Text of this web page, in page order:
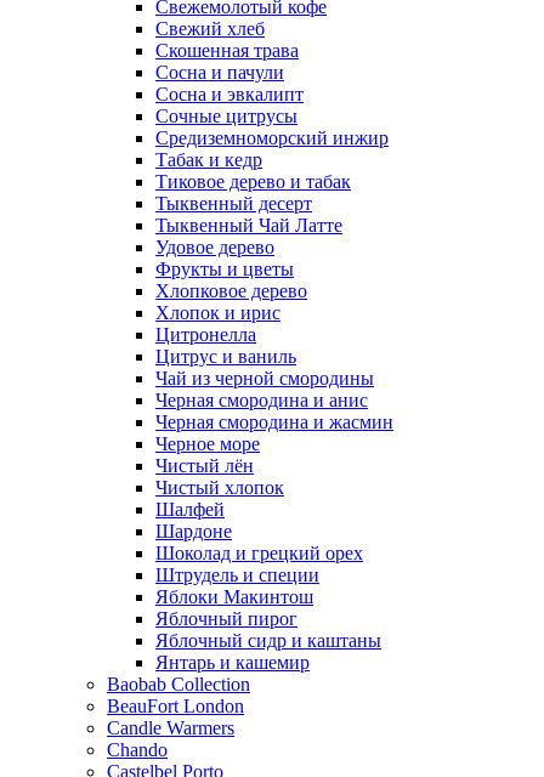
Свежемолотый кофе
Свежий хлеб
Скошенная трава
Сосна и пачули
Сосна и эвкалипт
Сочные цитрусы
Средиземноморский инжир
Табак и кедр
Тиковое дерево и табак
Тыквенный десерт
Тыквенный Чай Латте
Удовое дерево
Фрукты и цветы
Хлопковое дерево
Хлопок и ирис
Цитронелла
Цитрус и ваниль
Чай из черной смородины
Черная смородина и анис
Черная смородина и жасмин
Черное море
Чистый лён
Чистый хлопок
Шалфей
Шардоне
Шоколад и грецкий орех
Штрудель и специи
Яблоки Макинтош
Яблочный пирог
Яблочный сидр и каштаны
Янтарь и кашемир
Baobab Collection
BeauFort London
Candle Warmers
Chando
Castelbel Porto